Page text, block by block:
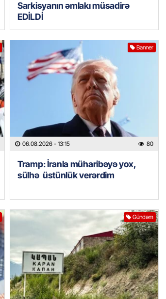
Sarkisyanın əmlakı müsadirə
EDİLDİ
Banner
06.08.2026 - 13:15 80
Tramp: İranla müharibəyə yox,
sülhə üstünlük verərdim
Gündəm